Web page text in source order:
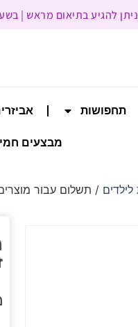
ניתן להגיע בתיאום מראש | בשעות הפעילות 9:00 עד 20:00 ניתן לרכוש
תחפושות
מבצעים
/ תשלום עבור מוצרים בחשבונית 1808